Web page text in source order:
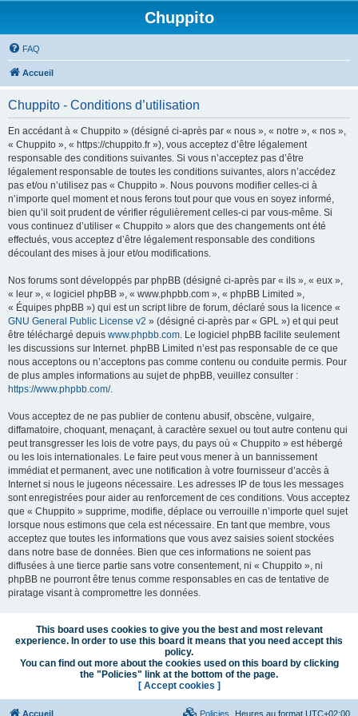
Chuppito
FAQ
Accueil
Chuppito - Conditions d’utilisation
En accédant à « Chuppito » (désigné ci-après par « nous », « notre », « nos »,
« Chuppito », « https://chuppito.fr »), vous acceptez d’être légalement
responsable des conditions suivantes. Si vous n’acceptez pas d’être
légalement responsable de toutes les conditions suivantes, alors n’accédez
pas et/ou n’utilisez pas « Chuppito ». Nous pouvons modifier celles-ci à
n’importe quel moment et nous ferons tout pour que vous en soyez informé,
bien qu’il soit prudent de vérifier régulièrement celles-ci par vous-même. Si
vous continuez d’utiliser « Chuppito » alors que des changements ont été
effectués, vous acceptez d’être légalement responsable des conditions
découlant des mises à jour et/ou modifications.
Nos forums sont développés par phpBB (désigné ci-après par « ils », « eux »,
« leur », « logiciel phpBB », « www.phpbb.com », « phpBB Limited »,
« Équipes phpBB ») qui est un script libre de forum, déclaré sous la licence «
GNU General Public License v2 » (désigné ci-après par « GPL ») et qui peut
être téléchargé depuis www.phpbb.com. Le logiciel phpBB facilite seulement
les discussions sur Internet. phpBB Limited n’est pas responsable de ce que
nous acceptons ou n’acceptons pas comme contenu ou conduite permis. Pour
de plus amples informations au sujet de phpBB, veuillez consulter :
https://www.phpbb.com/.
Vous acceptez de ne pas publier de contenu abusif, obscène, vulgaire,
diffamatoire, choquant, menaçant, à caractère sexuel ou tout autre contenu qui
peut transgresser les lois de votre pays, du pays où « Chuppito » est hébergé
ou les lois internationales. Le faire peut vous mener à un bannissement
immédiat et permanent, avec une notification à votre fournisseur d’accès à
Internet si nous le jugeons nécessaire. Les adresses IP de tous les messages
sont enregistrées pour aider au renforcement de ces conditions. Vous acceptez
que « Chuppito » supprime, modifie, déplace ou verrouille n’importe quel sujet
lorsque nous estimons que cela est nécessaire. En tant que membre, vous
acceptez que toutes les informations que vous avez saisies soient stockées
dans notre base de données. Bien que ces informations ne soient pas
diffusées à une tierce partie sans votre consentement, ni « Chuppito », ni
phpBB ne pourront être tenus comme responsables en cas de tentative de
piratage visant à compromettre les données.
This board uses cookies to give you the best and most relevant
experience. In order to use this board it means that you need accept this
policy.
You can find out more about the cookies used on this board by clicking
the "Policies" link at the bottom of the page.
[ Accept cookies ]
Accueil Heures au format UTC+02:00
Policies